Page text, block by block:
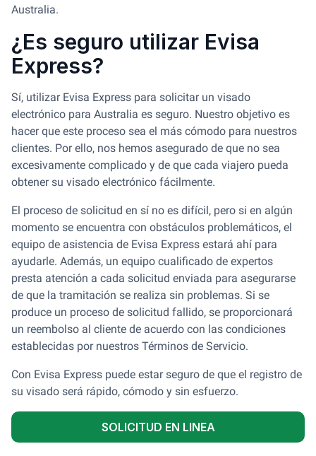
Australia.
¿Es seguro utilizar Evisa
Express?
Sí, utilizar Evisa Express para solicitar un visado
electrónico para Australia es seguro. Nuestro objetivo es
hacer que este proceso sea el más cómodo para nuestros
clientes. Por ello, nos hemos asegurado de que no sea
excesivamente complicado y de que cada viajero pueda
obtener su visado electrónico fácilmente.
El proceso de solicitud en sí no es difícil, pero si en algún
momento se encuentra con obstáculos problemáticos, el
equipo de asistencia de Evisa Express estará ahí para
ayudarle. Además, un equipo cualificado de expertos
presta atención a cada solicitud enviada para asegurarse
de que la tramitación se realiza sin problemas. Si se
produce un proceso de solicitud fallido, se proporcionará
un reembolso al cliente de acuerdo con las condiciones
establecidas por nuestros Términos de Servicio.
Con Evisa Express puede estar seguro de que el registro de
su visado será rápido, cómodo y sin esfuerzo.
SOLICITUD EN LINEA